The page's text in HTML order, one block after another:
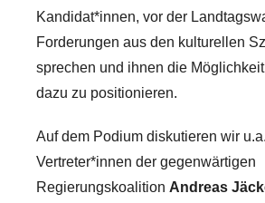
Kandidat*innen, vor der
Forderungen aus den kulturellen
sprechen und ihnen die
dazu zu positionieren.
Auf dem Podium diskutieren wir
Vertreter*innen der gegenwärtigen
Regierungskoalition Andreas